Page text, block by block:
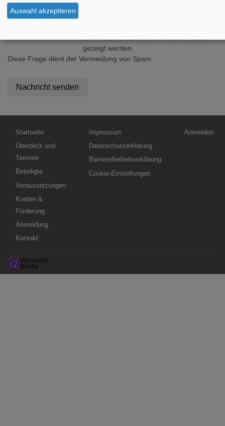
gezeigt werden.
Diese Frage dient der Vermeidung von Spam.
Hauptnavigation
Startseite
Überblick und
Termine
Beteiligte
Voraussetzungen
Kosten &
Förderung
Anmeldung
Kontakt
Fußbereichsmenü
Impressum
Datenschutzerklärung
Barrierefreiheitserklärung
Cookie-Einstellungen
Anmelden
Auswahl akzeptieren